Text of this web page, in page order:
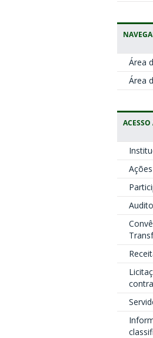
Área
Área